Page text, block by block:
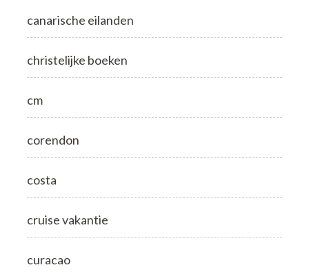
canarische eilanden
christelijke boeken
cm
corendon
costa
cruise vakantie
curacao